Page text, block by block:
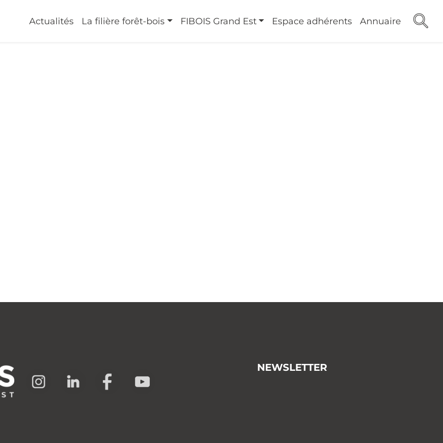
Actualités La filière forêt-bois FIBOIS Grand Est Espace adhérents Annuaire
HABITAT ET BOIS
NEWSLETTER